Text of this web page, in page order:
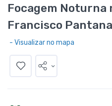
Focagem Noturna
Francisco
- Visualizar no mapa